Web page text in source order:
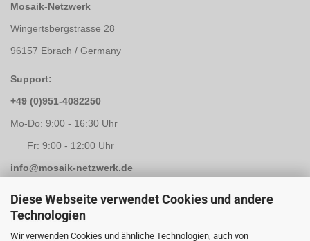
Diese Webseite verwendet Cookies und andere
Technologien
Wir verwenden Cookies und ähnliche Technologien, auch von
Mosaik-Netzwerk
Wingertsbergstrasse 28
96157 Ebrach / Germany
Support:
+49 (0)951-4082250
Mo-Do: 9:00 - 16:30 Uhr
Fr: 9:00 - 12:00 Uhr
info@mosaik-netzwerk.de
Retouren Adresse:
Mosaik-Netzwerk